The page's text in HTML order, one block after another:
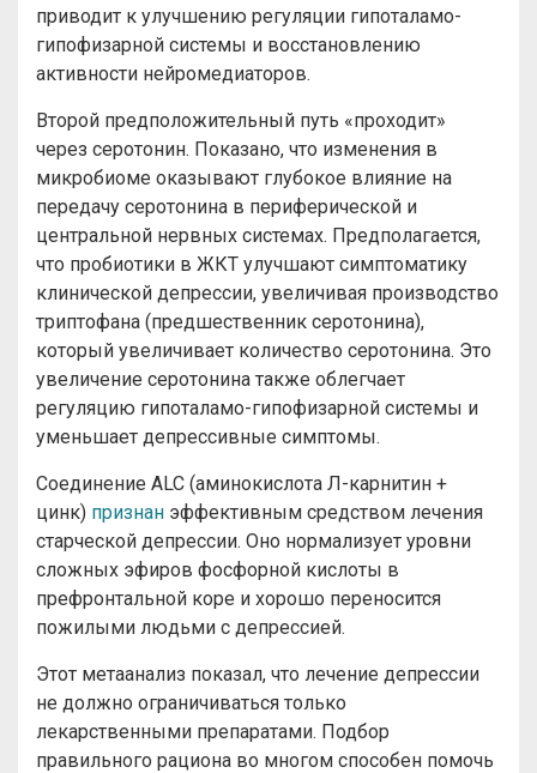
приводит к улучшению регуляции гипоталамо-
гипофизарной системы и восстановлению
активности нейромедиаторов.
Второй предположительный путь «проходит»
через серотонин. Показано, что изменения в
микробиоме оказывают глубокое влияние на
передачу серотонина в периферической и
центральной нервных системах. Предполагается,
что пробиотики в ЖКТ улучшают симптоматику
клинической депрессии, увеличивая производство
триптофана (предшественник серотонина),
который увеличивает количество серотонина. Это
увеличение серотонина также облегчает
регуляцию гипоталамо-гипофизарной системы и
уменьшает депрессивные симптомы.
Соединение ALC (аминокислота Л-карнитин +
цинк) признан эффективным средством лечения
старческой депрессии. Оно нормализует уровни
сложных эфиров фосфорной кислоты в
префронтальной коре и хорошо переносится
пожилыми людьми с депрессией.
Этот метаанализ показал, что лечение депрессии
не должно ограничиваться только
лекарственными препаратами. Подбор
правильного рациона во многом способен помочь